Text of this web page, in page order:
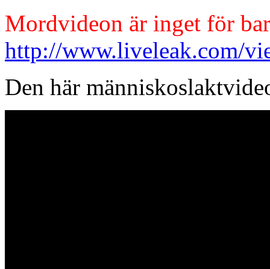
Mordvideon är inget för
http://www.liveleak.com/
Den här